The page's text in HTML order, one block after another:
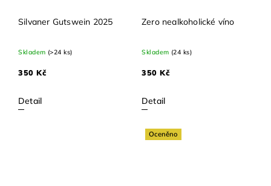
Silvaner Gutswein 2025
Skladem (>24 ks)
350 Kč
Detail
Zero nealkoholické víno
Skladem (24 ks)
350 Kč
Detail
Oceněno